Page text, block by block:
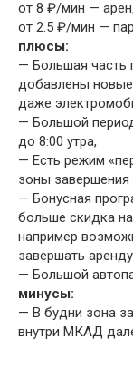
от 8 ₽/мин —
от 2.5 ₽/мин —
плюсы:
— Большая часть
добавлены новые
даже
— Большой
до 8:00 утра,
— Есть режим
зоны
— Бонусная
больше скидка
например
завершать
— Большой
минусы:
— В будни зона
внутри МКАД